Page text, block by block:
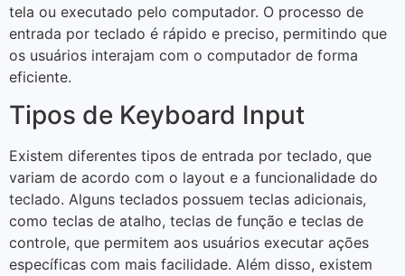
tela ou executado pelo computador. O processo de
entrada por teclado é rápido e preciso, permitindo que
os usuários interajam com o computador de forma
eficiente.
Tipos de Keyboard Input
Existem diferentes tipos de entrada por teclado, que
variam de acordo com o layout e a funcionalidade do
teclado. Alguns teclados possuem teclas adicionais,
como teclas de atalho, teclas de função e teclas de
controle, que permitem aos usuários executar ações
específicas com mais facilidade. Além disso, existem